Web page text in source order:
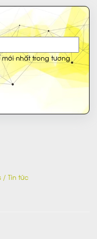
nhất trong tương
/ Tin tức